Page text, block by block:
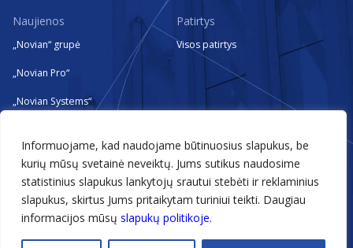
Informuojame, kad naudojame būtinuosius slapukus, be
kurių mūsų svetainė neveiktų. Jums sutikus naudosime
statistinius slapukus lankytojų srautui stebėti ir reklaminius
slapukus, skirtus Jums pritaikytam turiniui teikti. Daugiau
informacijos mūsų slapukų politikoje.
Naujienos
„Novian“ grupė
„Novian Pro“
„Novian Systems“
„Zissor“
Renginiai
Patirtys
Visos patirtys